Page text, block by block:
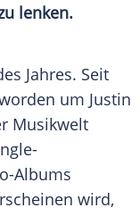
lenken.
Jahres. Seit
um Justin
Musikwelt
Albums
wird,